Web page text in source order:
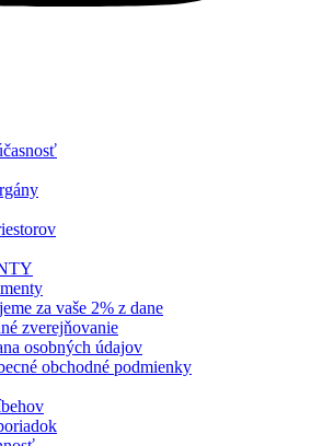
za vaše 2% z dane
zverejňovanie
osobných údajov
obchodné podmienky